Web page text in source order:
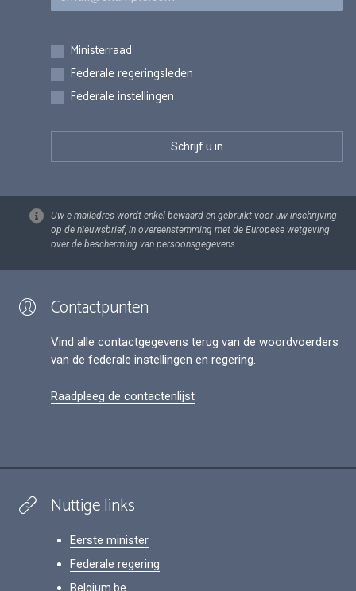
Inschrijvingen
Ministerraad
Federale regeringsleden
Federale instellingen
Uw e-mailadres wordt enkel bewaard en gebruikt voor uw inschrijving
op de nieuwsbrief, in overeenstemming met de Europese wetgeving
over de bescherming van persoonsgegevens.
Contactpunten
Vind alle contactgegevens terug van de woordvoerders
van de federale instellingen en regering.
Raadpleeg de contactenlijst
Nuttige links
Eerste minister
Federale regering
Belgium.be